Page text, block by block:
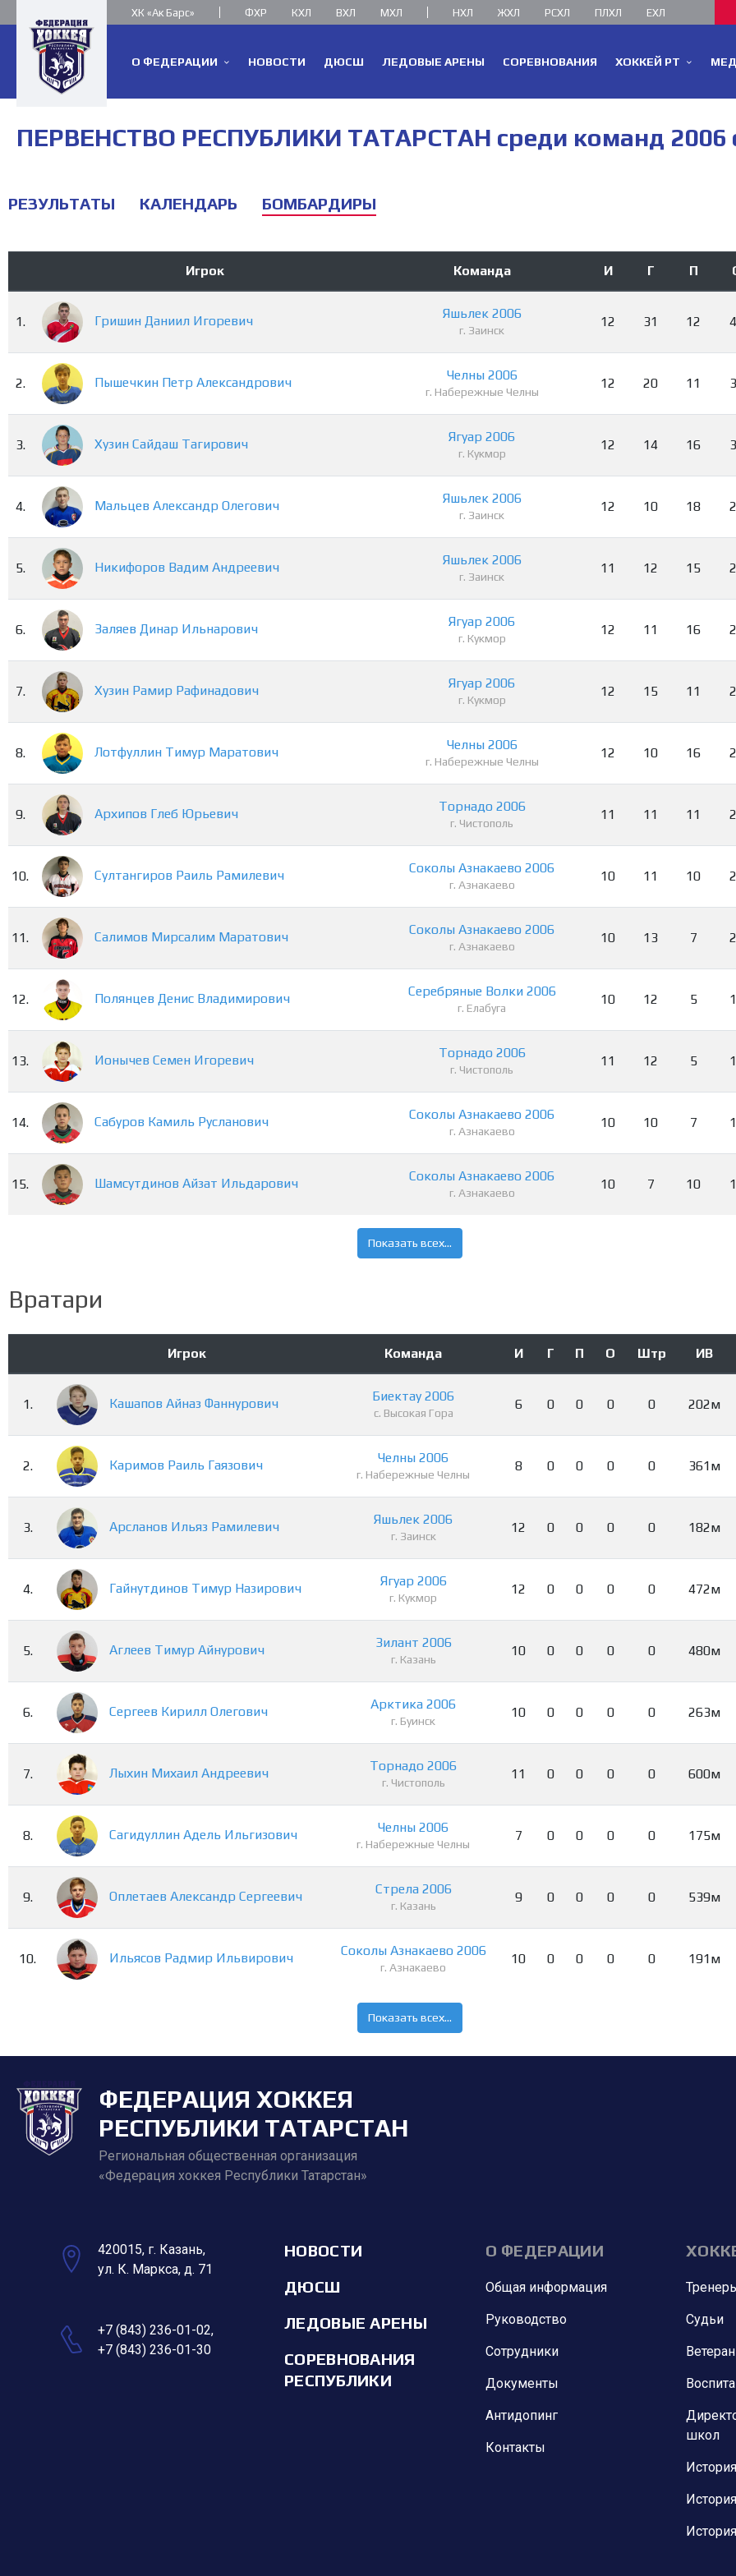
ХК «Ак Барс» ФХР КХЛ ВХЛ МХЛ НХЛ ЖХЛ РСХЛ ПЛХЛ ЕХЛ
О ФЕДЕРАЦИИ НОВОСТИ ДЮСШ ЛЕДОВЫЕ АРЕНЫ СОРЕВНОВАНИЯ ХОККЕЙ РТ
ПЕРВЕНСТВО РЕСПУБЛИКИ ТАТАРСТАН среди команд 2006
РЕЗУЛЬТАТЫ КАЛЕНДАРЬ БОМБАРДИРЫ
Игрок Команда И Г П
1. Гришин Даниил Игоревич Яшьлек 2006
г. Заинск
12 31 12
2. Пышечкин Петр Александрович Челны 2006
г. Набережные Челны
12 20 11
3. Хузин Сайдаш Тагирович Ягуар 2006
г. Кукмор
12 14 16
4. Мальцев Александр Олегович Яшьлек 2006
г. Заинск
12 10 18
5. Никифоров Вадим Андреевич Яшьлек 2006
г. Заинск
11 12 15
6. Заляев Динар Ильнарович Ягуар 2006
г. Кукмор
12 11 16
7. Хузин Рамир Рафинадович Ягуар 2006
г. Кукмор
12 15 11
8. Лотфуллин Тимур Маратович Челны 2006
г. Набережные Челны
12 10 16
9. Архипов Глеб Юрьевич Торнадо 2006
г. Чистополь
11 11 11
10. Султангиров Раиль Рамилевич Соколы Азнакаево 2006
г. Азнакаево
10 11 10
11. Салимов Мирсалим Маратович Соколы Азнакаево 2006
г. Азнакаево
10 13 7
12. Полянцев Денис Владимирович Серебряные Волки 2006
г. Елабуга
10 12 5
13. Ионычев Семен Игоревич Торнадо 2006
г. Чистополь
11 12 5
14. Сабуров Камиль Русланович Соколы Азнакаево 2006
г. Азнакаево
10 10 7
15. Шамсутдинов Айзат Ильдарович Соколы Азнакаево 2006
г. Азнакаево
10 7 10
Показать всех...
Вратари
Игрок Команда И Г П О Штр ИВ
1. Кашапов Айназ Фаннурович Биектау 2006
с. Высокая Гора
6 0 0 0 0 202м
2. Каримов Раиль Гаязович Челны 2006
г. Набережные Челны
8 0 0 0 0 361м
3. Арсланов Ильяз Рамилевич Яшьлек 2006
г. Заинск
12 0 0 0 0 182м
4. Гайнутдинов Тимур Назирович Ягуар 2006
г. Кукмор
12 0 0 0 0 472м
5. Аглеев Тимур Айнурович Зилант 2006
г. Казань
10 0 0 0 0 480м
6. Сергеев Кирилл Олегович Арктика 2006
г. Буинск
10 0 0 0 0 263м
7. Лыхин Михаил Андреевич Торнадо 2006
г. Чистополь
11 0 0 0 0 600м
8. Сагидуллин Адель Ильгизович Челны 2006
г. Набережные Челны
7 0 0 0 0 175м
9. Оплетаев Александр Сергеевич Стрела 2006
г. Казань
9 0 0 0 0 539м
10. Ильясов Радмир Ильвирович Соколы Азнакаево 2006
г. Азнакаево
10 0 0 0 0 191м
Показать всех...
ФЕДЕРАЦИЯ ХОККЕЯ
РЕСПУБЛИКИ ТАТАРСТАН
Региональная общественная организация
«Федерация хоккея Республики Татарстан»
420015, г. Казань,
ул. К. Маркса, д. 71
+7 (843) 236-01-02,
+7 (843) 236-01-30
НОВОСТИ
ДЮСШ
ЛЕДОВЫЕ АРЕНЫ
СОРЕВНОВАНИЯ
РЕСПУБЛИКИ
О ФЕДЕРАЦИИ
Общая информация
Руководство
Сотрудники
Документы
Антидопинг
Контакты
Судьи
школ